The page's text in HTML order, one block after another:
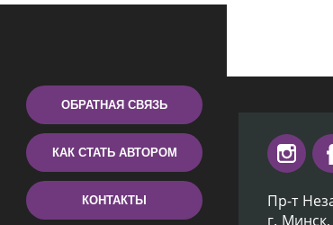
ОБРАТНАЯ СВЯЗЬ
КАК СТАТЬ АВТОРОМ
КОНТАКТЫ
Пр-т
г.